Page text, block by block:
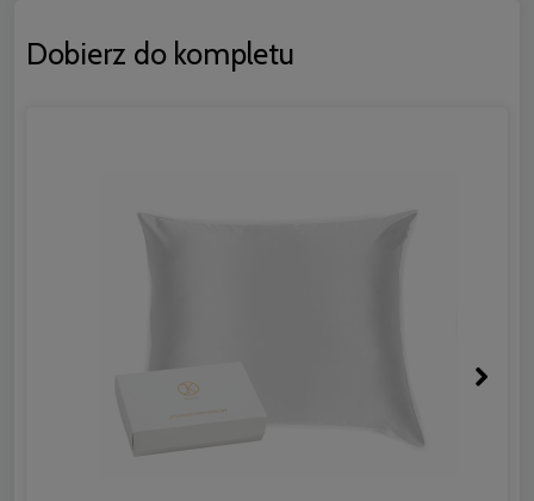
Dobierz do kompletu